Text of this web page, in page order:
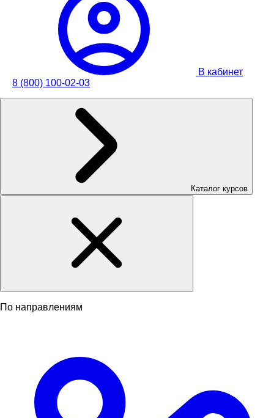
В кабинет
8 (800) 100-02-03
Каталог курсов
По направлениям